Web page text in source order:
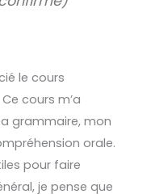
le cours
cours m’a
grammaire, mon
orale.
pour faire
je pense que